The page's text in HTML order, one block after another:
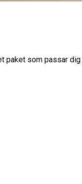
paket som passar dig